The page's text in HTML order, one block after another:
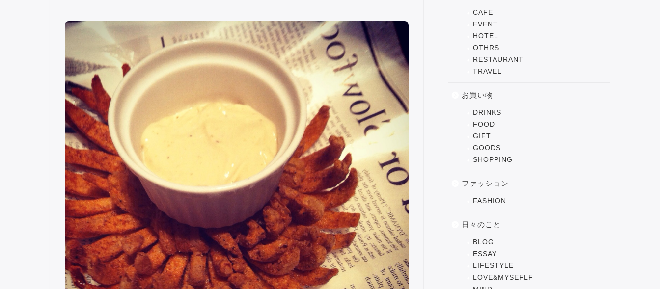
CAFE
EVENT
HOTEL
OTHRS
RESTAURANT
TRAVEL
お買い物
DRINKS
FOOD
GIFT
GOODS
SHOPPING
ファッション
FASHION
日々のこと
BLOG
ESSAY
LIFESTYLE
LOVE&MYSEFLF